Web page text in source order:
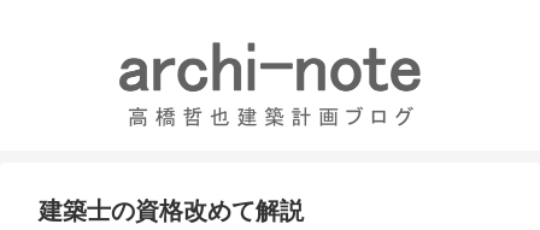
建築士の資格改めて解説